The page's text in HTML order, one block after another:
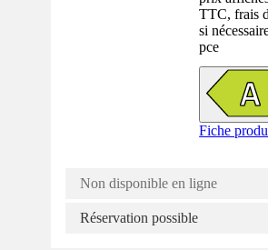
TTC, frais
si
pce
Fiche
Non disponible en ligne
Réservation possible